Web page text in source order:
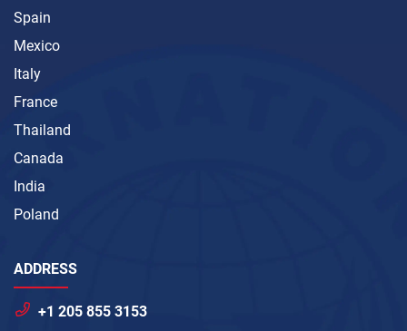
Spain
Mexico
Italy
France
Thailand
Canada
India
Poland
ADDRESS
+1 205 855 3153